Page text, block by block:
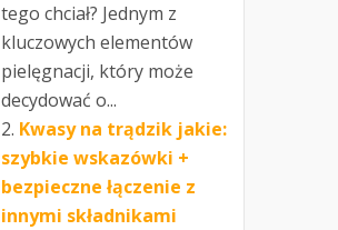
tego chciał? Jednym z
kluczowych elementów
pielęgnacji, który może
decydować o...
Kwasy na trądzik jakie:
szybkie wskazówki +
bezpieczne łączenie z
innymi składnikami